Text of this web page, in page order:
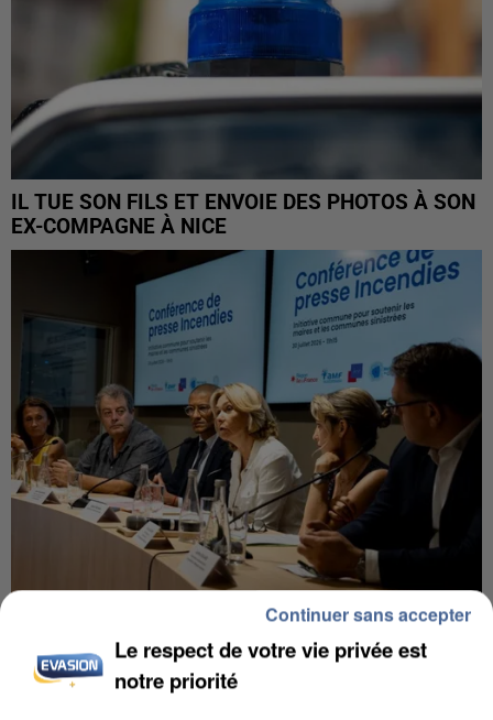
IL TUE SON FILS ET ENVOIE DES PHOTOS À SON
EX-COMPAGNE À NICE
INCENDIES : L’ÎLE-DE-FRANCE LANCE UN ÉLAN
DE SOLIDARITÉ AVEC LES...
Le respect de votre vie privée est
notre priorité
Continuer sans accepter